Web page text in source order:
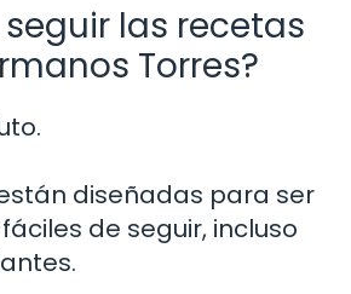
seguir las recetas
Torres?
diseñadas para ser
de seguir, incluso